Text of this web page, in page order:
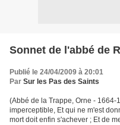
Sonnet de l'abbé de
Publié le 24/04/2009 à 20:01
Par Sur les Pas des Saints
(Abbé de la Trappe, Orne -
imperceptible, Et qui ne m'est
mort doit enfin s'achever ; Et de